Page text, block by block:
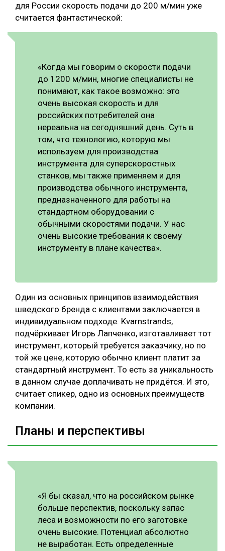
для России скорость подачи до 200 м/мин уже
считается фантастической:
«Когда мы говорим о скорости подачи
до 1200 м/мин, многие специалисты не
понимают, как такое возможно: это
очень высокая скорость и для
российских потребителей она
нереальна на сегодняшний день. Суть в
том, что технологию, которую мы
используем для производства
инструмента для суперскоростных
станков, мы также применяем и для
производства обычного инструмента,
предназначенного для работы на
стандартном оборудовании с
обычными скоростями подачи. У нас
очень высокие требования к своему
инструменту в плане качества».
Один из основных принципов взаимодействия
шведского бренда с клиентами заключается в
индивидуальном подходе. Kvarnstrands,
подчёркивает Игорь Лапченко, изготавливает тот
инструмент, который требуется заказчику, но по
той же цене, которую обычно клиент платит за
стандартный инструмент. То есть за уникальность
в данном случае доплачивать не придётся. И это,
считает спикер, одно из основных преимуществ
компании.
Планы и перспективы
«Я бы сказал, что на российском рынке
больше перспектив, поскольку запас
леса и возможности по его заготовке
очень высокие. Потенциал абсолютно
не выработан. Есть определенные